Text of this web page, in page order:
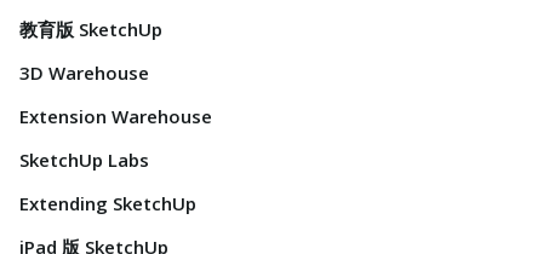
教育版 SketchUp
3D Warehouse
Extension Warehouse
SketchUp Labs
Extending SketchUp
iPad 版 SketchUp